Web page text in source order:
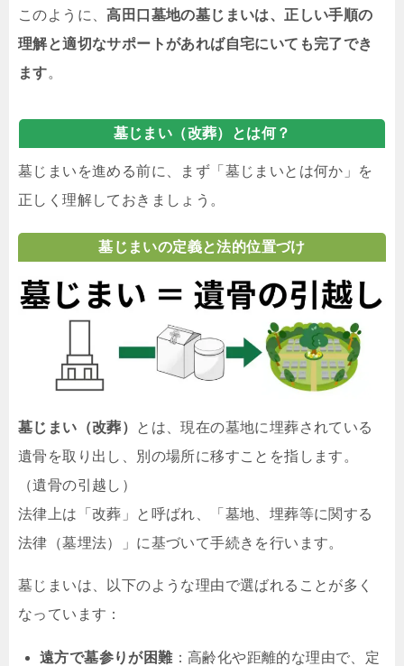
このように、高田口墓地の墓じまいは、正しい手順の
理解と適切なサポートがあれば自宅にいても完了でき
ます。
墓じまい（改葬）とは何？
墓じまいを進める前に、まず「墓じまいとは何か」を
正しく理解しておきましょう。
墓じまいの定義と法的位置づけ
墓じまい（改葬）
とは、現在の墓地に埋葬されている
遺骨を取り出し、別の場所に移すことを指します。
（遺骨の引越し）
法律上は「改葬」と呼ばれ、「墓地、埋葬等に関する
法律（墓埋法）」に基づいて手続きを行います。
墓じまいは、以下のような理由で選ばれることが多く
なっています：
遠方で墓参りが困難：高齢化や距離的な理由で、定